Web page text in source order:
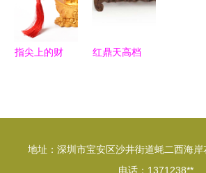
美学与收藏
价值
与健康的匠
指尖上的财
合
红鼎天高档
运，玉石点
地址：深圳市宝安区沙井街道蚝二西海
电话：1371238**